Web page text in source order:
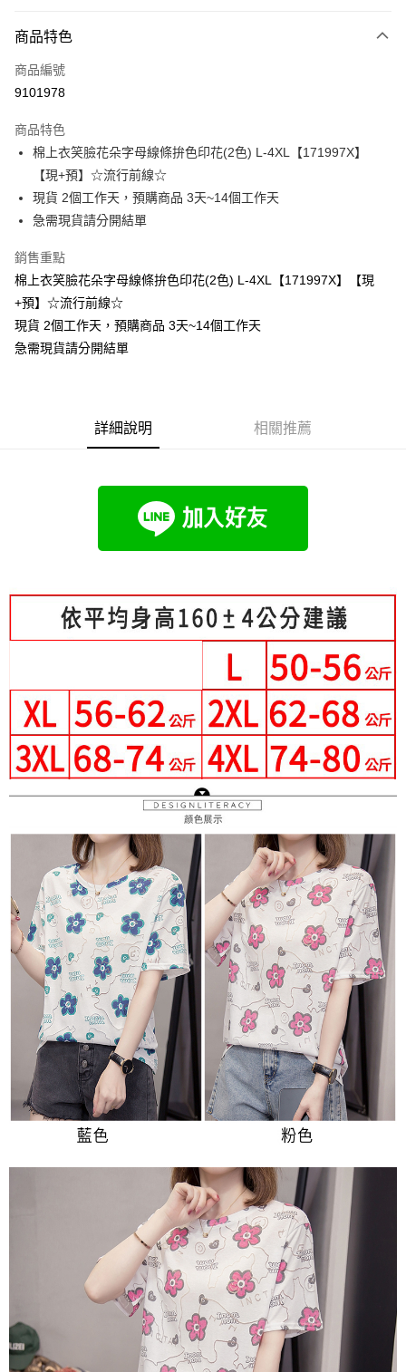
信用卡一次付款
超商取貨付款
Apple Pay
街口支付
悠遊付
Google Pay
全支付
大哥付你分期
2.付款方式選擇「大哥付你分期」，訂單成立後會自動跳轉到大哥付的交易
4.訂單成立30分鐘內，如未前往確認交易或遇審核未通過，訂單將自動取
消。如遇「轉專審核」未通過狀況，表示未達大哥付你分期系統評分，恕無
1.分期款項不併入電信帳單，「大哥付你分期」於每月結算日後寄送繳費提
帳／街口支付／iPASS MONEY」等通路繳費。
1.本服務係由「台灣大哥大股份有限公司」（以下簡稱本公司）所提供，讓
用戶於交易時，得透過本服務購買商品或服務，並由商店將買賣／分期付款
買賣價金債權讓與本公司後，依約使用本公司帳單繳交帳款。
2.基於同意付款使用「大哥付你分期」之契約關係目的，商店將以您的個人
資料（包含姓名、電話或地址）提供予台灣大哥大進項蒐集、處理及利用，
由本公司與您本人進行分期帳單所需資料之確認、核對及更正。
3.完整用戶服務條款，請詳閱以下連結：https://oppay.tw/userRule
【關於「AFTEE先享後付」】
２．便利：只要手機號碼，簡訊認證，即可結帳。
３．安心：先確認商品／服務後，再付款。
結帳頁面，進行簡訊認證並確認金額後，即可完成結帳。
２．訂單成立數日內，您將收到繳費通知簡訊。
３．收到繳費通知簡訊後14天內，點擊此簡訊中的連結，可透過四大超商／
ATM／網路銀行／等多元方式進行付款，方視為交易完成。
※ 請注意：結帳手續完成當下不需立刻繳費，但若您需要取消訂單，請聯絡
購買商品的店家。未經商家同意取消之訂單仍視為有效，需透過AFTEE先享
後付繳納相關費用。
※ 交易是否成功請以「AFTEE先享後付 」之結帳頁面顯示為準，若有關於
是否繳費成功／繳費後需取消欲退款等相關疑問，請聯繫「AFTEE先享後付
客戶支援中心」
https://netprotections.freshdesk.com/support/home
【注意事項】
１．透過由恩沛科技股份有限公司提供之「AFTEE先享後付」服務完成之交
易，需依本服務之必要範圍內提供個人資料，並將交易相關給付款項請求債
權轉讓予恩沛科技股份有限公司。
２．關於個人資料處理事宜，請瀏覽以下網址：
https://aftee.tw/terms/#terms3
３．未成年的使用者請事先徵得法定代理人或監護人之同意方可使用
「AFTEE先享後付」，若未經同意申辦者引起之損失，本公司不負相關責
任。
４．使用「AFTEE先享後付」時，將依據個別帳號之用戶狀況，依本公司即
時審查核予不同之上限額度；若仍有額度不足之情形，本公司將視審查結果
請求用戶進行身份認證。
５．嚴禁一人註冊多個帳號或使用他人資訊註冊。若發現惡意使用之情形，
恩沛科技股份有限公司將有權停止該用戶之使用額度並採取法律行動。
「Hami Point」為中華電信所提供之點數服務，可於會員專區綁定中華電信
會員帳號後，即可在購物車使用 Hami Point 折抵消費金額 (1點等於1元)。
全家付款取貨
每筆NT$80，滿NT$699(含以上)免運費
每筆NT$80，滿NT$699(含以上)免運費
付款後萊爾富取貨
每筆NT$80，滿NT$699(含以上)免運費
7-11付款取貨
每筆NT$80，滿NT$699(含以上)免運費
每筆NT$80，滿NT$699(含以上)免運費
每筆NT$70，滿NT$699(含以上)免運費
離島-郵局寄送
每筆NT$90，滿NT$699(含以上)免運費
國家/地區配送 查看運費
商品特色
商品編號
9101978
商品特色
棉上衣笑臉花朵字母線條拚色印花(2色) L-4XL【171997X】
【現+預】☆流行前線☆
現貨 2個工作天，預購商品 3天~14個工作天
急需現貨請分開結單
銷售重點
棉上衣笑臉花朵字母線條拚色印花(2色) L-4XL【171997X】【現
+預】☆流行前線☆
現貨 2個工作天，預購商品 3天~14個工作天
急需現貨請分開結單
詳細說明 相關推薦